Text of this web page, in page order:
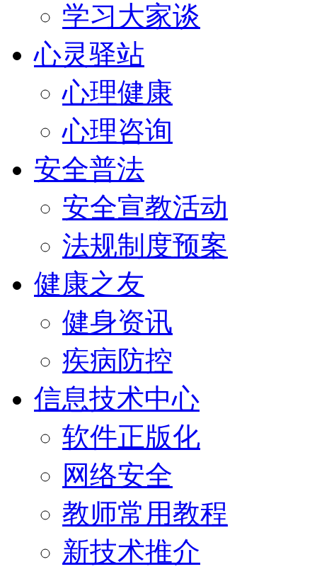
学习大家谈
心灵驿站
心理健康
心理咨询
安全普法
安全宣教活动
法规制度预案
健康之友
健身资讯
疾病防控
信息技术中心
软件正版化
网络安全
教师常用教程
新技术推介